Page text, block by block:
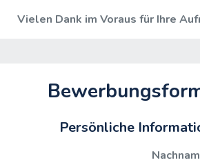
Vielen Dank im Voraus für Ihre
Persönliche